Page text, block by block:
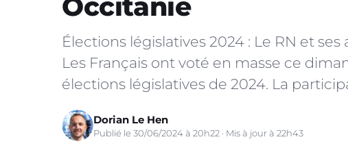
Occitanie
Élections législatives 2024 : Le RN et
Les Français ont voté en masse ce
élections législatives de 2024. La
Dorian Le Hen
Publié le 30/06/2024 à 20h22 · Mis à jour à 22h43